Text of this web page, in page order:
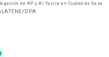
de AP y Al Yazira en Ciudad de Gaza
DPA